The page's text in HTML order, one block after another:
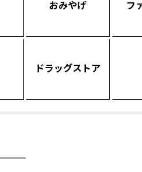
おみやげ フ
ドラッグストア